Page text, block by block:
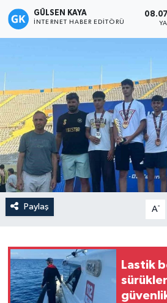
GÜLSEN KAYA
İNTERNET HABER EDITÖRÜ
Paylaş A-
Lastik
Magazin
Mersin
Özel Haber
Politika
Resmi İlan
Sağlık
Sürmanşet
Teknoloji